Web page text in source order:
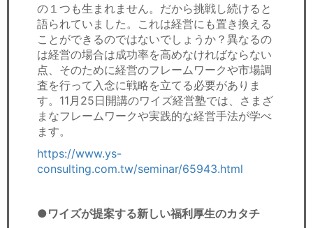
の１つも生まれません。だから挑戦し続けると
語られていました。これは経営にも置き換える
ことができるのではないでしょうか？異なるの
は経営の場合は成功率を高めなければならない
点、そのために経営のフレームワークや市場調
査を行って入念に戦略を立てる必要がありま
す。11月25日開講のワイズ経営塾では、さまざ
まなフレームワークや実践的な経営手法が学べ
ます。
https://www.ys-
consulting.com.tw/seminar/65943.html
●ワイズが提案する新しい福利厚生のカタチ